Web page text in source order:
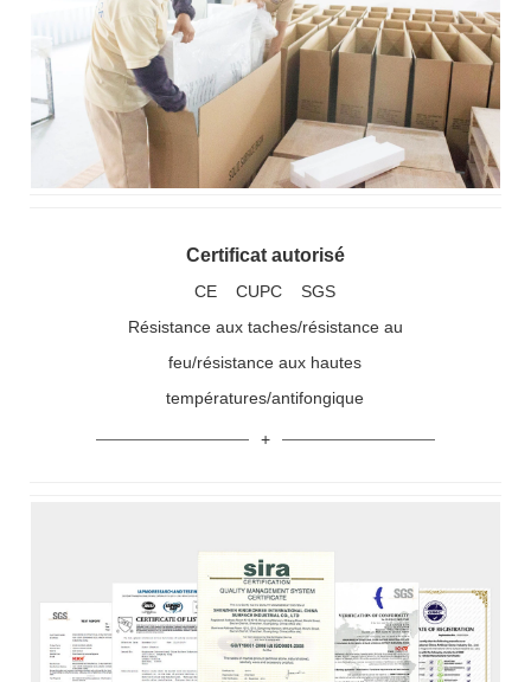
Certificat autorisé
CE CUPC SGS
Résistance aux taches/résistance au
feu/résistance aux hautes
températures/antifongique